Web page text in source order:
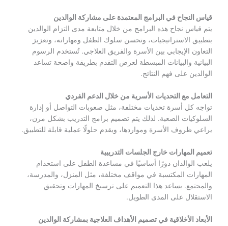
قياس النجاح في البرامج المعتمدة على مشاركة الوالدين
يتم قياس نجاح هذه البرامج من خلال متابعة مدى التزام الوالدين
بتطبيق الاستراتيجيات، وتحسن سلوك الطفل ومهاراته، وتعزيز
التعاون الإيجابي بين الأسرة والفريق العلاجي. تُستخدم الرسوم
البيانية والبيانات المبسطة لعرض التقدم بطريقة واضحة تساعد
الوالدين على فهم النتائج.
التعامل مع التحديات الأسرية من خلال الدعم الفردي
تواجه كل أسرة تحديات مختلفة، مثل صعوبات التواصل أو إدارة
السلوكيات الصعبة. لذلك يتم تصميم برامج التدريب بشكل مرن،
يراعي ظروف الأسرة ومواردها، ويقدم حلولًا عملية قابلة للتطبيق.
تعميم المهارات خارج الجلسات التدريبية
يلعب الوالدان دورًا أساسيًا في مساعدة الطفل على استخدام
المهارات المكتسبة في مواقف مختلفة، مثل المنزل، والمدرسة،
والمجتمع. يساعد هذا التعميم على ترسيخ المهارات وتحقيق
الاستقلال على المدى الطويل.
الأبعاد الأخلاقية في تصميم الأهداف العلاجية بمشاركة الوالدين